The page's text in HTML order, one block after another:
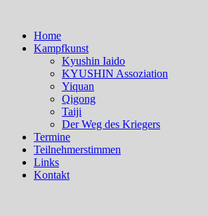
Home
Kampfkunst
Kyushin Iaido
KYUSHIN Assoziation
Yiquan
Qigong
Taiji
Der Weg des Kriegers
Termine
Teilnehmerstimmen
Links
Kontakt